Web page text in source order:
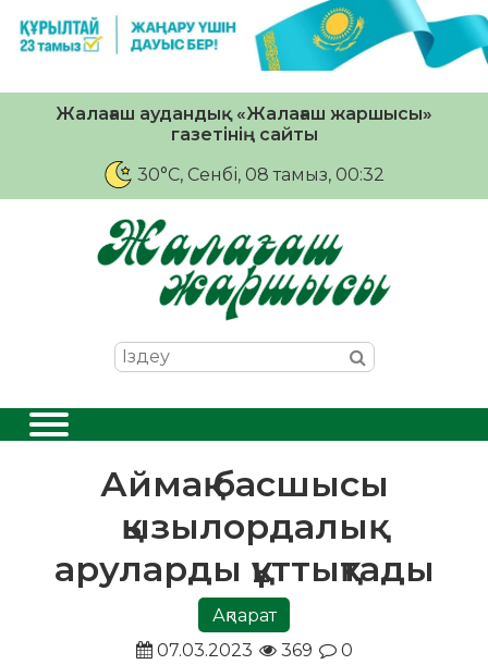
Жалағаш аудандық «Жалағаш жаршысы»
газетінің сайты
30°C, Сенбі, 08 тамыз, 00:32
Аймақ басшысы
қызылордалық
аруларды құттықтады
Ақпарат
07.03.2023
369 0